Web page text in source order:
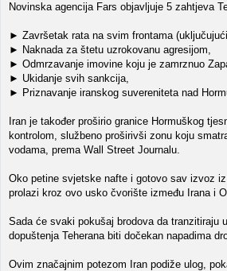
Novinska agencija Fars objavljuje 5 zahtjeva
► Završetak rata na svim frontama
► Naknada za štetu uzrokovanu agresijom,
► Odmrzavanje imovine koju je zamrznuo
► Ukidanje svih sankcija,
► Priznavanje iranskog suvereniteta nad
Iran je također proširio granice Hormuškog
kontrolom, službeno proširivši zonu koju
vodama, prema Wall Street Journalu.
Oko petine svjetske nafte i gotovo sav izvoz
prolazi kroz ovo usko čvorište između Irana i
Sada će svaki pokušaj brodova da tranzitiraju
dopuštenja Teherana biti dočekan napadima
Ovim značajnim potezom Iran podiže ulog,